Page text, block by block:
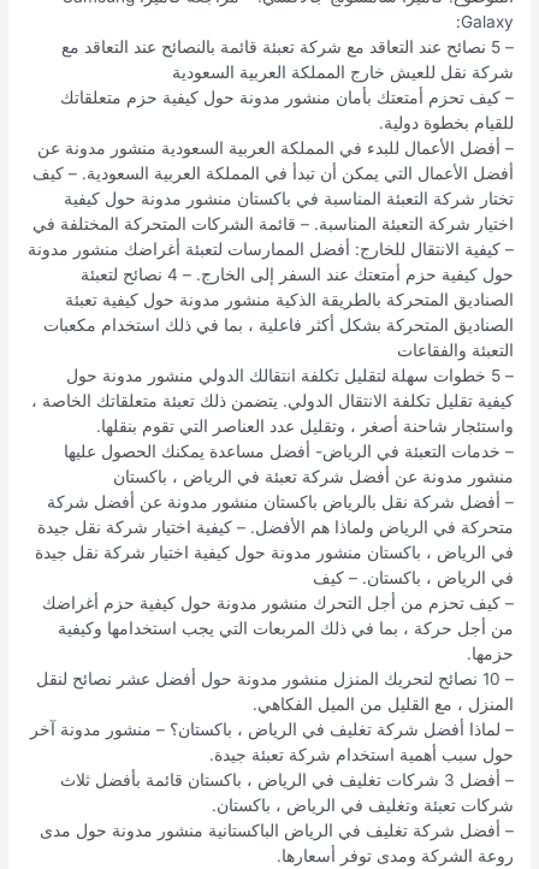
Galaxy:
– 5 نصائح عند التعاقد مع شركة تعبئة قائمة بالنصائح عند التعاقد مع
شركة نقل للعيش خارج المملكة العربية السعودية
– كيف تحزم أمتعتك بأمان منشور مدونة حول كيفية حزم متعلقاتك
للقيام بخطوة دولية.
– أفضل الأعمال للبدء في المملكة العربية السعودية منشور مدونة عن
أفضل الأعمال التي يمكن أن تبدأ في المملكة العربية السعودية. – كيف
تختار شركة التعبئة المناسبة في باكستان منشور مدونة حول كيفية
اختيار شركة التعبئة المناسبة. – قائمة الشركات المتحركة المختلفة في
– كيفية الانتقال للخارج: أفضل الممارسات لتعبئة أغراضك منشور مدونة
حول كيفية حزم أمتعتك عند السفر إلى الخارج. – 4 نصائح لتعبئة
الصناديق المتحركة بالطريقة الذكية منشور مدونة حول كيفية تعبئة
الصناديق المتحركة بشكل أكثر فاعلية ، بما في ذلك استخدام مكعبات
التعبئة والفقاعات
– 5 خطوات سهلة لتقليل تكلفة انتقالك الدولي منشور مدونة حول
كيفية تقليل تكلفة الانتقال الدولي. يتضمن ذلك تعبئة متعلقاتك الخاصة ،
واستئجار شاحنة أصغر ، وتقليل عدد العناصر التي تقوم بنقلها.
– خدمات التعبئة في الرياض- أفضل مساعدة يمكنك الحصول عليها
منشور مدونة عن أفضل شركة تعبئة في الرياض ، باكستان
– أفضل شركة نقل بالرياض باكستان منشور مدونة عن أفضل شركة
متحركة في الرياض ولماذا هم الأفضل. – كيفية اختيار شركة نقل جيدة
في الرياض ، باكستان منشور مدونة حول كيفية اختيار شركة نقل جيدة
في الرياض ، باكستان. – كيف
– كيف تحزم من أجل التحرك منشور مدونة حول كيفية حزم أغراضك
من أجل حركة ، بما في ذلك المربعات التي يجب استخدامها وكيفية
حزمها.
– 10 نصائح لتحريك المنزل منشور مدونة حول أفضل عشر نصائح لنقل
المنزل ، مع القليل من الميل الفكاهي.
– لماذا أفضل شركة تغليف في الرياض ، باكستان؟ – منشور مدونة آخر
حول سبب أهمية استخدام شركة تعبئة جيدة.
– أفضل 3 شركات تغليف في الرياض ، باكستان قائمة بأفضل ثلاث
شركات تعبئة وتغليف في الرياض ، باكستان.
– أفضل شركة تغليف في الرياض الباكستانية منشور مدونة حول مدى
روعة الشركة ومدى توفر أسعارها.